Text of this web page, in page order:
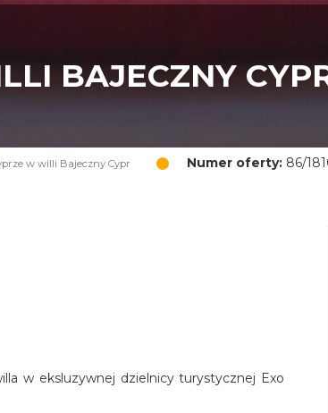
BAJECZNY
w willi Bajeczny Cypr Numer oferty: 86/
w eksluzywnej dzielnicy turystycznej Exo